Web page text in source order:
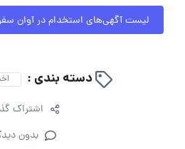
لیست آگهی‌های استخدام در آوان
دسته بندی :
اشتراک
بدون